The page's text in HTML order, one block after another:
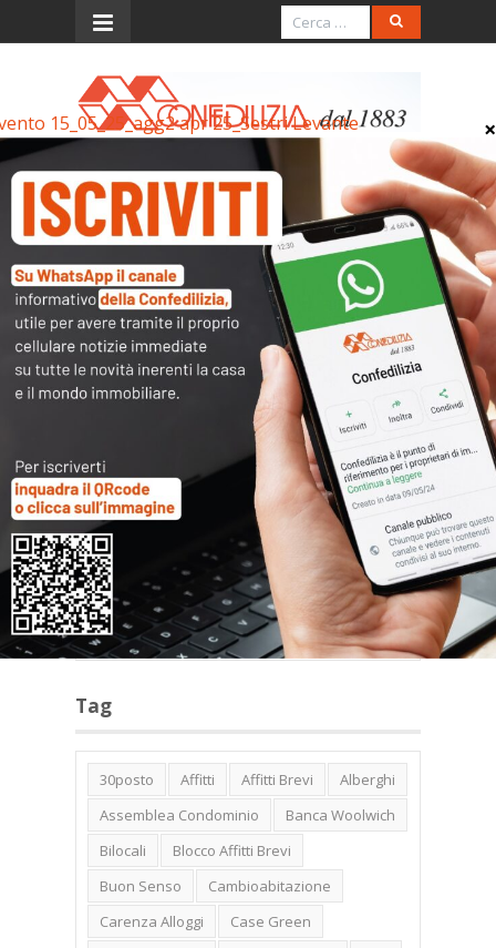
Menu
Evento 15_05_25_agg2
apr 25_Sestri Levante
Evento 15_05_25_agg2 apr 25_Sestri Levante
Archivi
Categorie
Tag
30posto Affitti Affitti Brevi
Alberghi
Assemblea Condominio
Banca Woolwich
Bilocali
Blocco Affitti Brevi
Buon Senso
Cambioabitazione
Carenza Alloggi
Case Green
15_05_25_agg2 apr 25_Sestri Levante